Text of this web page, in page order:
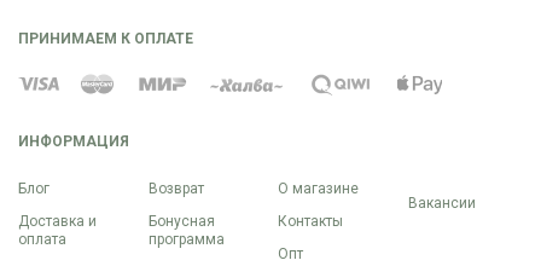
ИНФОРМАЦИЯ
Блог
Доставка и
оплата
Возврат
Бонусная
программа
О магазине
Контакты
Опт
Вакансии
ПРИНИМАЕМ К ОПЛАТЕ